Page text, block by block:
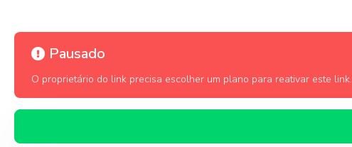
Pausado
O proprietário do link precisa escolher um plano para reativar este link.